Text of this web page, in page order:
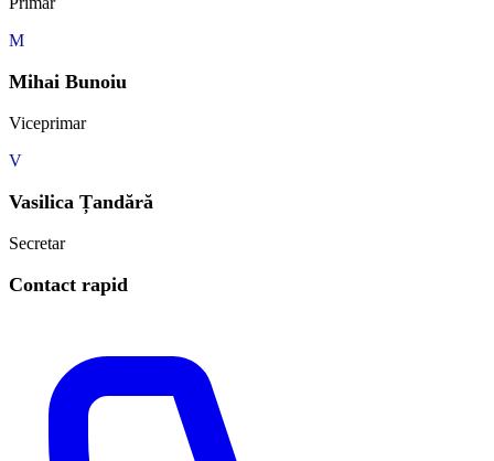
M
Mihai Bunoiu
Viceprimar
V
Vasilica Țandără
Secretar
Contact rapid